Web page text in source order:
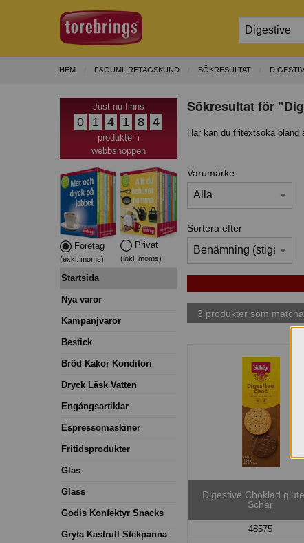
HEM F&OUML;RETAGSKUND SÖKRESULTAT
Just nu finns
0 1 4 1 8 4
produkter i
webbshoppen
Företag
(exkl. moms)
Privat
(inkl. moms)
Startsida
Nya varor
Kampanjvaror
Bestick
Bröd Kakor Konditori
Dryck Läsk Vatten
Engångsartiklar
Espressomaskiner
Fritidsprodukter
Glas
Glass
Godis Konfektyr Snacks
Gryta Kastrull Stekpanna
Sökresultat för
Här kan du fritextsöka bland
Varumärke
Sortera efter
3 produkter som
Digestive Choklad
Schär
48575